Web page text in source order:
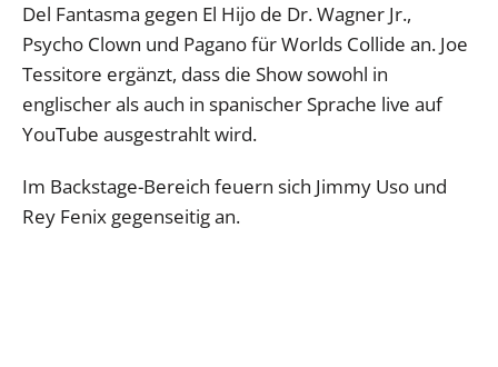
Del Fantasma gegen El Hijo de Dr. Wagner Jr.,
Psycho Clown und Pagano für Worlds Collide an. Joe
Tessitore ergänzt, dass die Show sowohl in
englischer als auch in spanischer Sprache live auf
YouTube ausgestrahlt wird.
Im Backstage-Bereich feuern sich Jimmy Uso und
Rey Fenix gegenseitig an.